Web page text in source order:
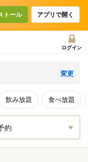
トール アプリで開く
ログイン
変更
飲み放題 食べ放題
約